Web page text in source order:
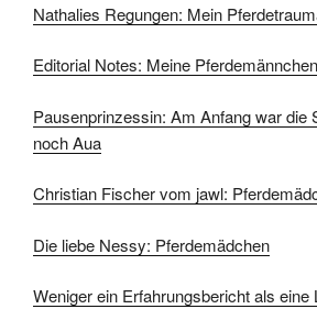
Nathalies Regungen: Mein
Editorial Notes: Meine
Pausenprinzessin: Am Anfang war die
noch Aua
Christian Fischer vom jawl:
Die liebe Nessy: Pferdemädchen
Weniger ein Erfahrungsbericht als eine